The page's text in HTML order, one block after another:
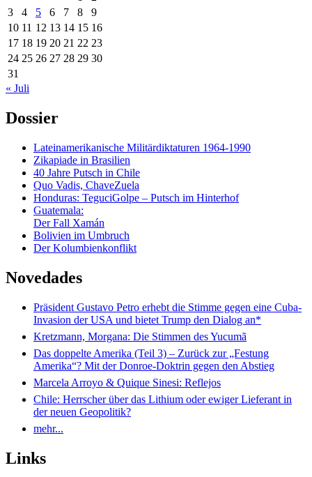
3
4 5 6 7 8
9
10 11 12 13 14 15 16
17 18 19 20 21 22 23
24 25 26 27 28 29 30
31
« Juli
Dossier
Lateinamerikanische Militärdiktaturen 1964-1990
Zikapiade in Brasilien
40 Jahre Putsch in Chile
Quo Vadis, ChaveZuela
Honduras: TeguciGolpe – Putsch im Hinterhof
Guatemala:
Der Fall Xamán
Bolivien im Umbruch
Der Kolumbienkonflikt
Novedades
Präsident Gustavo Petro erhebt die Stimme gegen eine Cuba-
Invasion der USA und bietet Trump den Dialog an*
Kretzmann, Morgana: Die Stimmen des Yucumã
Das doppelte Amerika (Teil 3) – Zurück zur „Festung
Amerika“? Mit der Donroe-Doktrin gegen den Abstieg
Marcela Arroyo & Quique Sinesi: Reflejos
Chile: Herrscher über das Lithium oder ewiger Lieferant in
der neuen Geopolitik?
mehr...
Links